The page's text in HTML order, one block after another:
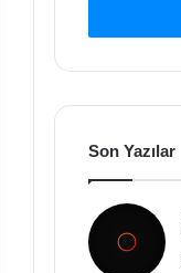
Son Yazılar